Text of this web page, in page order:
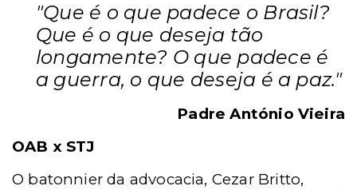
"Que é o que padece o Brasil?
Que é o que deseja tão
longamente? O que padece é
a guerra, o que deseja é a paz."
Padre António Vieira
OAB x STJ
O batonnier da advocacia, Cezar Britto,